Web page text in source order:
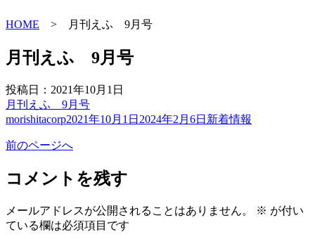
HOME > 月刊えふ 9月号
月刊えふ 9月号
投稿日：2021年10月1日
月刊えふ 9月号
投
者
morishitacorp投
日:
2021年10月1日 2024年2月6日 カ
新着情報
前のページへ
コメントを残す
メールアドレスが公開されることはありません。 ※ が付い
ている欄は必須項目です